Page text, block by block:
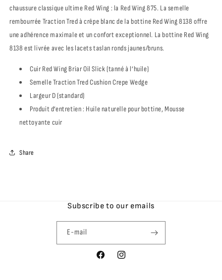
chaussure classique ultime Red Wing : la Red Wing 875. La semelle
rembourrée Traction Tred à crêpe blanc de la bottine Red Wing 8138 offre
une adhérence maximale et un confort exceptionnel. La bottine Red Wing
8138 est livrée avec les lacets taslan ronds jaunes/bruns.
Cuir Red Wing Briar Oil Slick (tanné à l’huile)
Semelle Traction Tred Cushion Crepe Wedge
Largeur D (standard)
Produit d’entretien : Huile naturelle pour bottine, Mousse
nettoyante cuir
Share
Subscribe to our emails
E-mail
FacebookInstagram